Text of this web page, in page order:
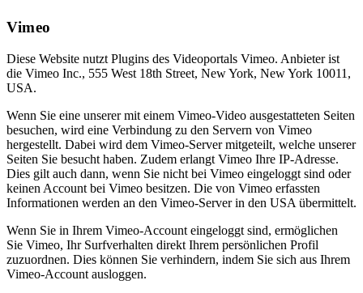
Vimeo
Diese Website nutzt Plugins des Videoportals Vimeo. Anbieter ist
die Vimeo Inc., 555 West 18th Street, New York, New York 10011,
USA.
Wenn Sie eine unserer mit einem Vimeo-Video ausgestatteten Seiten
besuchen, wird eine Verbindung zu den Servern von Vimeo
hergestellt. Dabei wird dem Vimeo-Server mitgeteilt, welche unserer
Seiten Sie besucht haben. Zudem erlangt Vimeo Ihre IP-Adresse.
Dies gilt auch dann, wenn Sie nicht bei Vimeo eingeloggt sind oder
keinen Account bei Vimeo besitzen. Die von Vimeo erfassten
Informationen werden an den Vimeo-Server in den USA übermittelt.
Wenn Sie in Ihrem Vimeo-Account eingeloggt sind, ermöglichen
Sie Vimeo, Ihr Surfverhalten direkt Ihrem persönlichen Profil
zuzuordnen. Dies können Sie verhindern, indem Sie sich aus Ihrem
Vimeo-Account ausloggen.